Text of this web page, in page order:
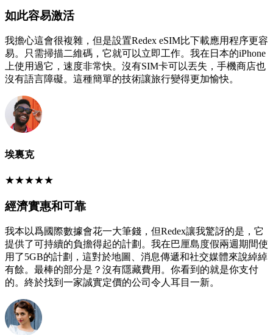
如此容易激活
我擔心這會很複雜，但是設置Redex eSIM比下載應用程序更容
易。只需掃描二維碼，它就可以立即工作。我在日本的iPhone
上使用過它，速度非常快。沒有SIM卡可以丟失，手機商店也
沒有語言障礙。這種簡單的技術讓旅行變得更加愉快。
埃裏克
★★★★★
經濟實惠和可靠
我本以爲國際數據會花一大筆錢，但Redex讓我驚訝的是，它
提供了可持續的負擔得起的計劃。我在巴厘島度假兩週期間使
用了5GB的計劃，這對於地圖、消息傳遞和社交媒體來說綽綽
有餘。最棒的部分是？沒有隱藏費用。你看到的就是你支付
的。終於找到一家誠實定價的公司令人耳目一新。